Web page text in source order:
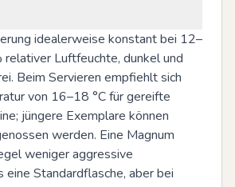
idealerweise konstant bei 12–
relativer Luftfeuchte, dunkel und
Beim Servieren empfiehlt sich
von 16–18 °C für gereifte
jüngere Exemplare können
werden. Eine Magnum
weniger aggressive
eine Standardflasche, aber bei